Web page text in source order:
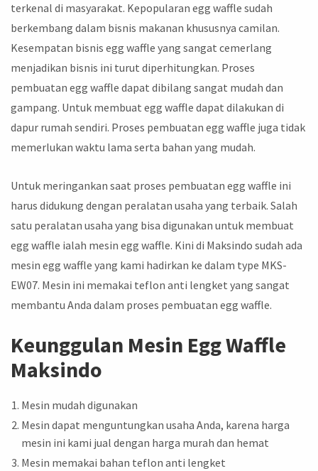
terkenal di masyarakat. Kepopularan egg waffle sudah
berkembang dalam bisnis makanan khususnya camilan.
Kesempatan bisnis egg waffle yang sangat cemerlang
menjadikan bisnis ini turut diperhitungkan. Proses
pembuatan egg waffle dapat dibilang sangat mudah dan
gampang. Untuk membuat egg waffle dapat dilakukan di
dapur rumah sendiri. Proses pembuatan egg waffle juga tidak
memerlukan waktu lama serta bahan yang mudah.
Untuk meringankan saat proses pembuatan egg waffle ini
harus didukung dengan peralatan usaha yang terbaik. Salah
satu peralatan usaha yang bisa digunakan untuk membuat
egg waffle ialah mesin egg waffle. Kini di Maksindo sudah ada
mesin egg waffle yang kami hadirkan ke dalam type MKS-
EW07. Mesin ini memakai teflon anti lengket yang sangat
membantu Anda dalam proses pembuatan egg waffle.
Keunggulan Mesin Egg Waffle
Maksindo
Mesin mudah digunakan
Mesin dapat menguntungkan usaha Anda, karena harga
mesin ini kami jual dengan harga murah dan hemat
Mesin memakai bahan teflon anti lengket